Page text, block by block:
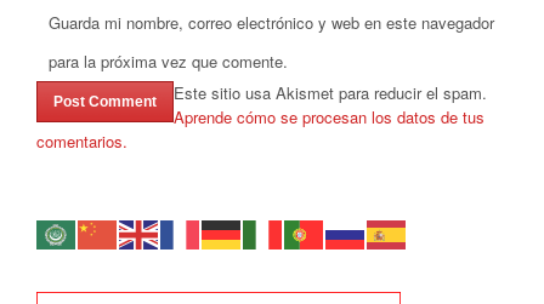
Guarda mi nombre, correo electrónico y web en este navegador
para la próxima vez que comente.
Este sitio usa Akismet para reducir el spam.
Aprende cómo se procesan los datos de tus
comentarios.